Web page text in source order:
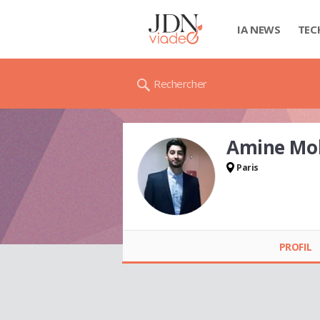
IA NEWS
Rechercher
Amine
Paris
PROFIL